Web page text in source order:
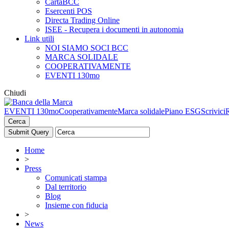
CartaBCC
Esercenti POS
Directa Trading Online
ISEE - Recupera i documenti in autonomia
Link utili
NOI SIAMO SOCI BCC
MARCA SOLIDALE
COOPERATIVAMENTE
EVENTI 130mo
Chiudi
EVENTI 130moCooperativamenteMarca solidalePiano ESGScrivici
Cerca
Home
>
Press
Comunicati stampa
Dal territorio
Blog
Insieme con fiducia
>
News